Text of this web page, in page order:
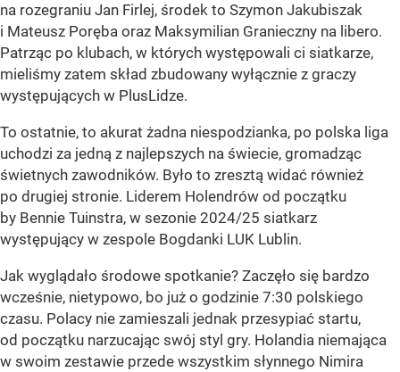
na rozegraniu Jan Firlej, środek to Szymon Jakubiszak
i Mateusz Poręba oraz Maksymilian Granieczny na libero.
Patrząc po klubach, w których występowali ci siatkarze,
mieliśmy zatem skład zbudowany wyłącznie z graczy
występujących w PlusLidze.
To ostatnie, to akurat żadna niespodzianka, po polska liga
uchodzi za jedną z najlepszych na świecie, gromadząc
świetnych zawodników. Było to zresztą widać również
po drugiej stronie. Liderem Holendrów od początku
by Bennie Tuinstra, w sezonie 2024/25 siatkarz
występujący w zespole Bogdanki LUK Lublin.
Jak wyglądało środowe spotkanie? Zaczęło się bardzo
wcześnie, nietypowo, bo już o godzinie 7:30 polskiego
czasu. Polacy nie zamieszali jednak przesypiać startu,
od początku narzucając swój styl gry. Holandia niemająca
w swoim zestawie przede wszystkim słynnego Nimira